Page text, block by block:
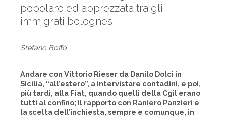
popolare ed apprezzata tra gli
immigrati bolognesi.
Stefano Boffo
Andare con Vittorio Rieser da Danilo Dolci in
Sicilia, “all’estero”, a intervistare contadini, e poi,
più tardi, alla Fiat, quando quelli della Cgil erano
tutti al confino; il rapporto con Raniero Panzieri e
la scelta dell’inchiesta, sempre e comunque, in